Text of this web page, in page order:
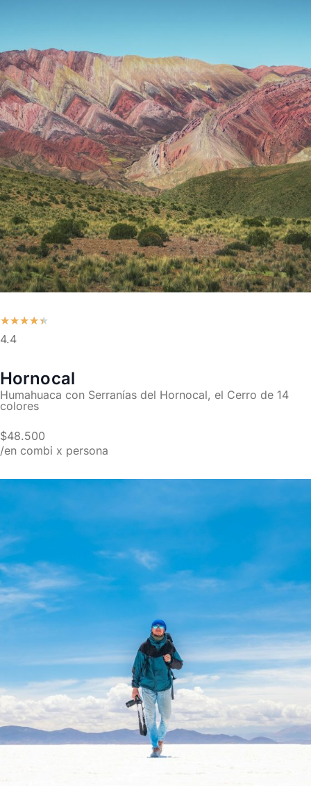
★★★★★
4.4
Hornocal
Humahuaca con Serranías del Hornocal, el Cerro de 14
colores
$48.500
/en combi x persona